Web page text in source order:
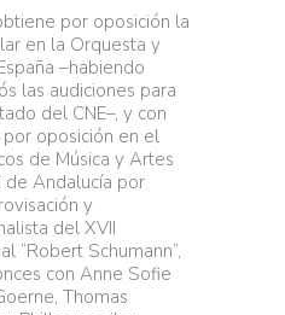
por oposición la
en la Orquesta y
–habiendo
las audiciones para
del CNE–, y con
oposición en el
de Música y Artes
de Andalucía por
y
del XVII
“Robert Schumann”,
con Anne Sofie
Thomas